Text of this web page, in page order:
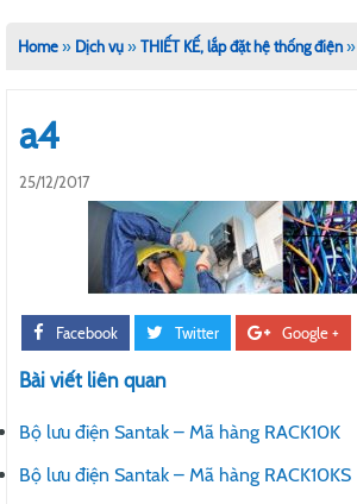
Home» Dịch vụ»THIẾT KẾ, lắp đặt hệ thống điện»
a4
25/12/2017
Facebook Twitter Google +
Bài viết liên quan
Bộ lưu điện Santak – Mã hàng RACK10K
Bộ lưu điện Santak – Mã hàng RACK10KS